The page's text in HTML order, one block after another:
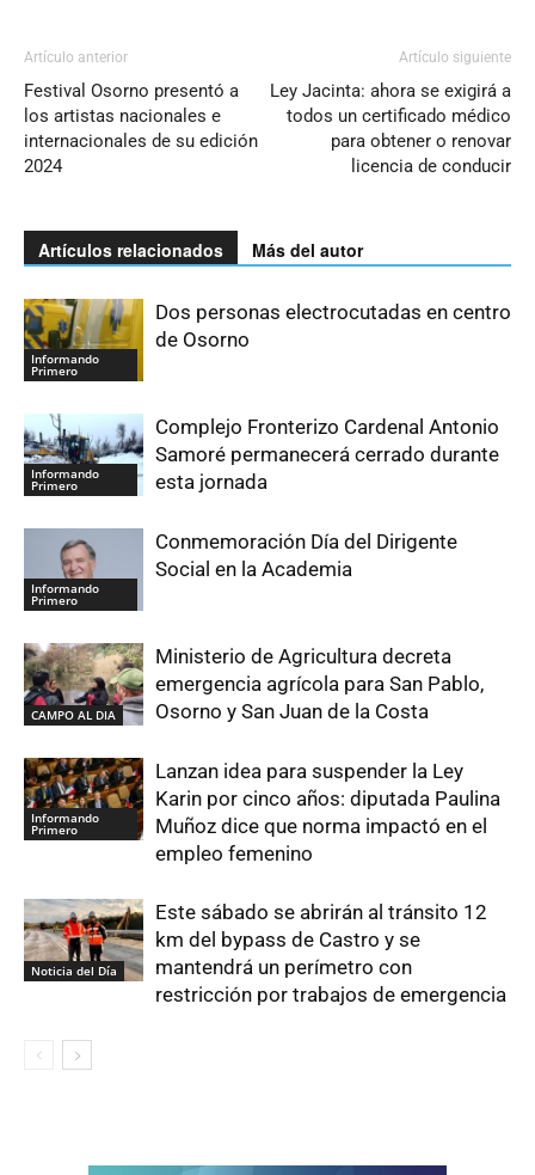
Artículo anterior
Festival Osorno presentó a
los artistas nacionales e
internacionales de su edición
2024
Artículo siguiente
Ley Jacinta: ahora se exigirá a
todos un certificado médico
para obtener o renovar
licencia de conducir
Artículos relacionados Más del autor
Informando
Primero
Dos personas electrocutadas en centro
de Osorno
Informando
Primero
Complejo Fronterizo Cardenal Antonio
Samoré permanecerá cerrado durante
esta jornada
Informando
Primero
Conmemoración Día del Dirigente
Social en la Academia
CAMPO AL DIA
Ministerio de Agricultura decreta
emergencia agrícola para San Pablo,
Osorno y San Juan de la Costa
Informando
Primero
Lanzan idea para suspender la Ley
Karin por cinco años: diputada Paulina
Muñoz dice que norma impactó en el
empleo femenino
Noticia del Día
Este sábado se abrirán al tránsito 12
km del bypass de Castro y se
mantendrá un perímetro con
restricción por trabajos de emergencia